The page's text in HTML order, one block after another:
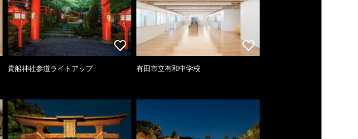
貴船神社参道ライトアップ 有田市立有和中学校